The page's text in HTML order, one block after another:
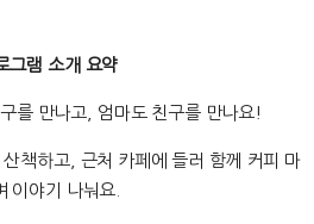
그램 소개 요약
를 만나고, 엄마도 친구를 만나요!
책하고, 근처 카페에 들러 함께 커피 마
이야기 나눠요.